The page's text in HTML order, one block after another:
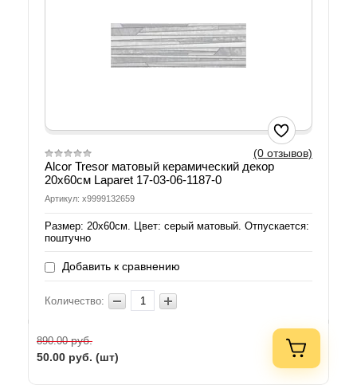
(0 отзывов)
Alcor Tresor матовый керамический декор
20x60см Laparet 17-03-06-1187-0
Артикул: х9999132659
Размер: 20х60см. Цвет: серый матовый. Отпускается:
поштучно
Добавить к сравнению
Количество:
890.00руб.
50.00 руб. (шт)